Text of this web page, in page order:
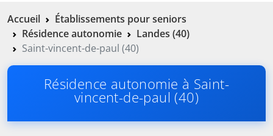
Accueil
Établissements pour seniors
Résidence autonomie
Landes (40)
Saint-vincent-de-paul (40)
Résidence autonomie à Saint-
vincent-de-paul (40)